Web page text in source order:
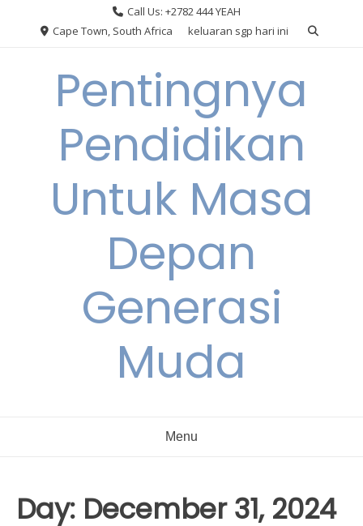
Call Us: +2782 444 YEAH
Cape Town, South Africa
keluaran sgp hari ini
Pentingnya
Pendidikan
Untuk Masa
Depan
Generasi
Muda
Menu
Day: December 31, 2024